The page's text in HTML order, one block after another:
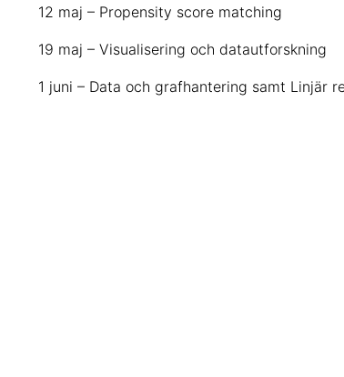
12 maj – Propensity score matching
19 maj – Visualisering och datautforskning
1 juni – Data och grafhantering samt Linjär